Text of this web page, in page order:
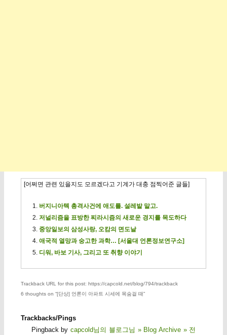
[어쩌면 관련 있을지도 모르겠다고 기계가 대충 점찍어준 글들]
버지니아텍 총격사건에 애도를. 설레발 말고.
저널리즘을 표방한 찌라시즘의 새로운 경지를 목도하다
중앙일보의 삼성사랑, 오캄의 면도날
애국적 열망과 숭고한 과학… [서울대 언론정보연구소]
디워, 바보 기사, 그리고 또 취향 이야기
Trackback URL for this post: https://capcold.net/blog/794/trackback
6 thoughts on “[단상] 언론이 아파트 시세에 목숨걸 때”
Trackbacks/Pings
Pingback bycapcold님의 블로그님 » Blog Archive » 전